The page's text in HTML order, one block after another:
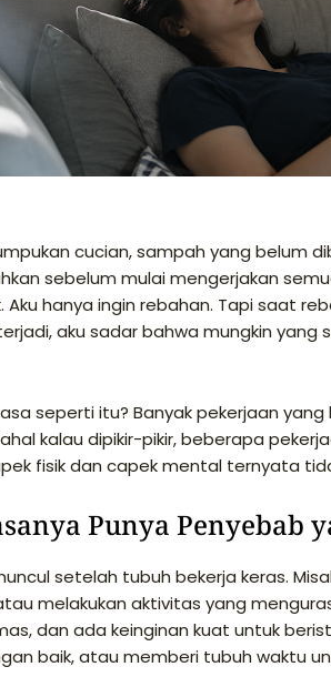
cucian, sampah yang belum
sebelum mulai mengerjakan
hanya ingin rebahan. Tapi saat
aku sadar bahwa mungkin yang
seperti itu? Banyak pekerjaan
kalau dipikir-pikir, beberapa
fisik dan capek mental ternyata
Punya Penyebab
setelah tubuh bekerja keras.
melakukan aktivitas yang
dan ada keinginan kuat untuk
baik, atau memberi tubuh waktu